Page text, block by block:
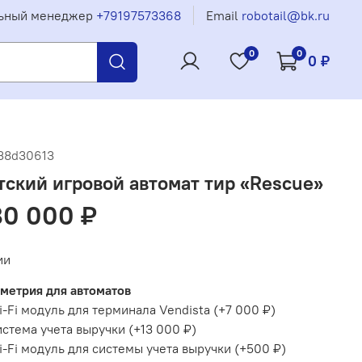
менеджер +79197573368 Email robotail@bk.ru
0 0 0 ₽
игровой автомат тир «Rescue»
000 ₽
для автоматов
Fi модуль для терминала Vendista (+7 000 ₽)
учета выручки (+13 000 ₽)
Fi модуль для системы учета выручки (+500 ₽)